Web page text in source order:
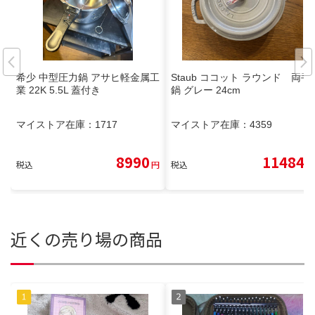
希少 中型圧力鍋 アサヒ軽金属工
業 22K 5.5L 蓋付き
マイストア在庫： 1717
税込 8990円
Staub ココット ラウンド 両手
鍋 グレー 24cm
マイストア在庫： 4359
税込 11484
近くの売り場の商品